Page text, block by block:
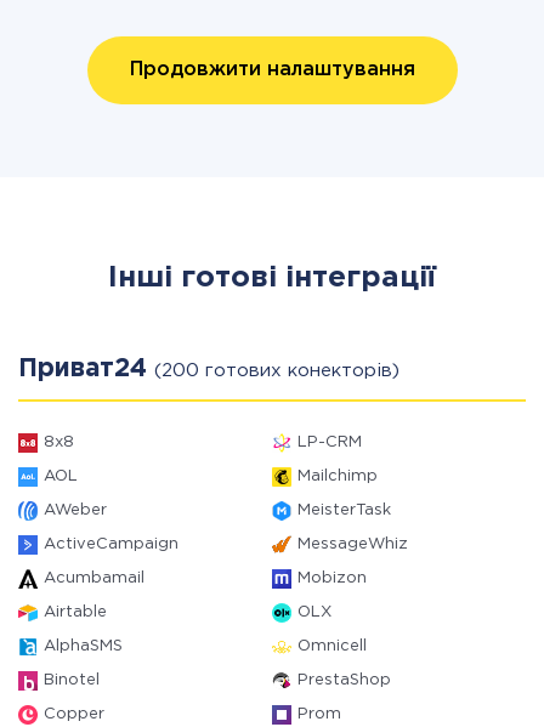
Продовжити налаштування
Інші готові інтеграції
Приват24 (200 готових конекторів)
8x8 LP-CRM
AOL Mailchimp
AWeber MeisterTask
ActiveCampaign MessageWhiz
Acumbamail Mobizon
Airtable OLX
AlphaSMS Omnicell
Binotel PrestaShop
Copper Prom